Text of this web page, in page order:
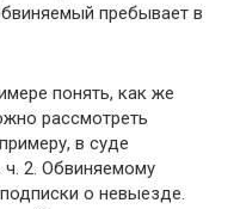
пребывает в
понять, как же
рассмотреть
в суде
ч. 2. Обвиняемому
о невыезде.